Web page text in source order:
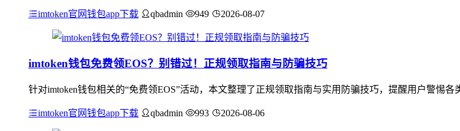
imtoken官网钱包app下载 qbadmin 949 2026-08-07
imtoken钱包免费领EOS？别错过！正规领取指南与防骗技巧
针对imtoken钱包相关的“免费领EOS”活动，本文整理了正规领取指南与实用防骗技巧，提醒用户警惕
imtoken官网钱包app下载 qbadmin 993 2026-08-06